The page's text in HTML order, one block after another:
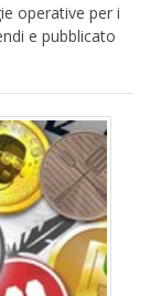
operative per i
e pubblicato